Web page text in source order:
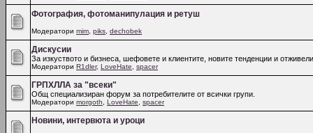
Фотография, фотоманипулация и ретуш
Модератори mim piks dechobek
Дискусии
За изкуството и бизнеса, шефовете и клиентите, новите тенденции и
Модератори R1dler, LoveHate spacer
ГРПХЛЛА за "всеки"
Общ специализиран форум за потребителите от всички групи.
Модератори morgoth LoveHate spacer
Новини, интервюта и уроци